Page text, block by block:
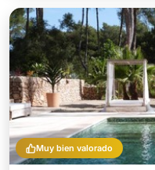
Muy bien valorado